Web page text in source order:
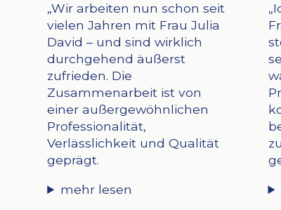
„Wir arbeiten nun schon seit
vielen Jahren mit Frau Julia
David – und sind wirklich
durchgehend äußerst
zufrieden. Die
Zusammenarbeit ist von
einer außergewöhnlichen
Professionalität,
Verlässlichkeit und Qualität
geprägt.
mehr lesen